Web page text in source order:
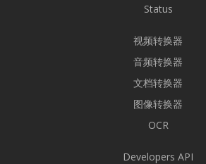
Status
视频转换器
音频转换器
文档转换器
图像转换器
OCR
Developers API